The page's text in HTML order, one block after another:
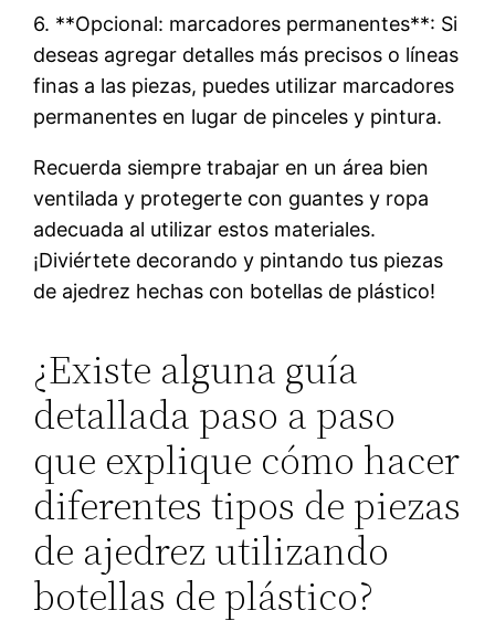
6. **Opcional: marcadores permanentes**: Si
deseas agregar detalles más precisos o líneas
finas a las piezas, puedes utilizar marcadores
permanentes en lugar de pinceles y pintura.
Recuerda siempre trabajar en un área bien
ventilada y protegerte con guantes y ropa
adecuada al utilizar estos materiales.
¡Diviértete decorando y pintando tus piezas
de ajedrez hechas con botellas de plástico!
¿Existe alguna guía
detallada paso a paso
que explique cómo hacer
diferentes tipos de piezas
de ajedrez utilizando
botellas de plástico?